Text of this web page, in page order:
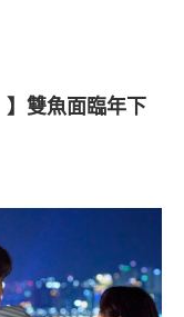
】雙魚面臨年下